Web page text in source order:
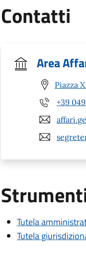
Contatti
Area
Piazza
+39 049
Tutela
Tutela